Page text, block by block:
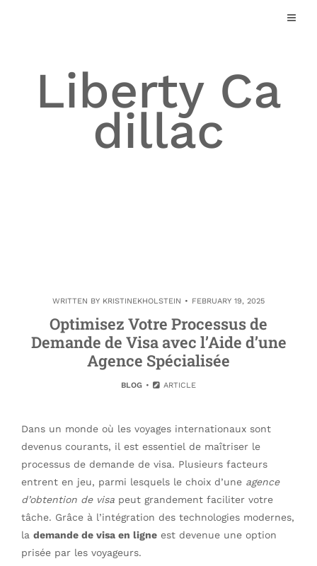
Liberty Ca
dillac
WRITTEN BY KRISTINEKHOLSTEIN FEBRUARY 19, 2025
Optimisez Votre Processus de
Demande de Visa avec l’Aide d’une
Agence Spécialisée
BLOG ARTICLE
Dans un monde où les voyages internationaux sont
devenus courants, il est essentiel de maîtriser le
processus de demande de visa. Plusieurs facteurs
entrent en jeu, parmi lesquels le choix d’une agence
d’obtention de visa peut grandement faciliter votre
tâche. Grâce à l’intégration des technologies modernes,
la demande de visa en ligne est devenue une option
prisée par les voyageurs.